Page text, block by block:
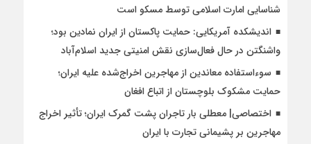
شناسایی امارت اسلامی توسط مسکو است
اندیشکده آمریکایی: حمایت پاکستان از ایران نمادین بود؛
واشنگتن در حال فعال‌سازی نقش امنیتی جدید اسلام‌آباد
سوءاستفاده معاندین از مهاجرین اخراج‌شده علیه ایران؛
حمایت مشکوک بلوچستان از اتباع افغان
اختصاصی| معطلی بار تاجران پشت گمرک ایران؛ تأثیر اخراج
مهاجرین بر پشیمانی تجارت با ایران